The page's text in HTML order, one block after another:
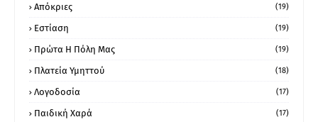
Απόκριες (19)
Εστίαση (19)
Πρώτα Η Πόλη Μας (19)
Πλατεία Υμηττού (18)
Λογοδοσία (17)
Παιδική Χαρά (17)